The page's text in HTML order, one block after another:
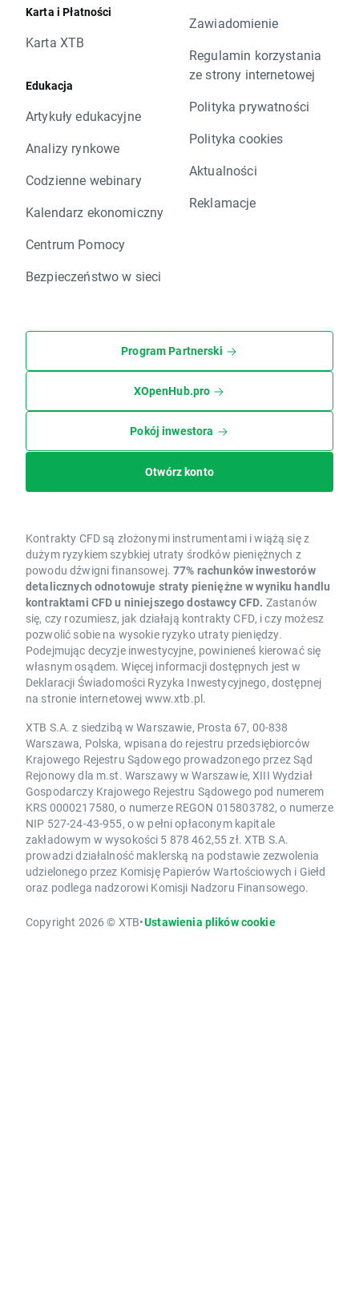
Karta i Płatności
Karta XTB
Edukacja
Artykuły edukacyjne
Analizy rynkowe
Codzienne webinary
Kalendarz ekonomiczny
Centrum Pomocy
Bezpieczeństwo w sieci
Zawiadomienie
Regulamin korzystania
ze strony internetowej
Polityka prywatności
Polityka cookies
Aktualności
Reklamacje
Program Partnerski
XOpenHub.pro
Pokój inwestora
Otwórz konto
Kontrakty CFD są złożonymi instrumentami i wiążą się z
dużym ryzykiem szybkiej utraty środków pieniężnych z
powodu dźwigni finansowej. 77% rachunków inwestorów
detalicznych odnotowuje straty pieniężne w wyniku handlu
kontraktami CFD u niniejszego dostawcy CFD. Zastanów
się, czy rozumiesz, jak działają kontrakty CFD, i czy możesz
pozwolić sobie na wysokie ryzyko utraty pieniędzy.
Podejmując decyzje inwestycyjne, powinieneś kierować się
własnym osądem. Więcej informacji dostępnych jest w
Deklaracji Świadomości Ryzyka Inwestycyjnego, dostępnej
na stronie internetowej www.xtb.pl.
XTB S.A. z siedzibą w Warszawie, Prosta 67, 00-838
Warszawa, Polska, wpisana do rejestru przedsiębiorców
Krajowego Rejestru Sądowego prowadzonego przez Sąd
Rejonowy dla m.st. Warszawy w Warszawie, XIII Wydział
Gospodarczy Krajowego Rejestru Sądowego pod numerem
KRS 0000217580, o numerze REGON 015803782, o numerze
NIP 527-24-43-955, o w pełni opłaconym kapitale
zakładowym w wysokości 5 878 462,55 zł. XTB S.A.
prowadzi działalność maklerską na podstawie zezwolenia
udzielonego przez Komisję Papierów Wartościowych i Giełd
oraz podlega nadzorowi Komisji Nadzoru Finansowego.
Copyright 2026 © XTB•Ustawienia plików cookie